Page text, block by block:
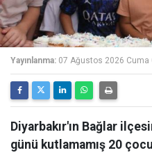
Yayınlanma: 07 Ağustos 2026 Cuma
Diyarbakır'ın Bağlar
günü kutlamamış 20